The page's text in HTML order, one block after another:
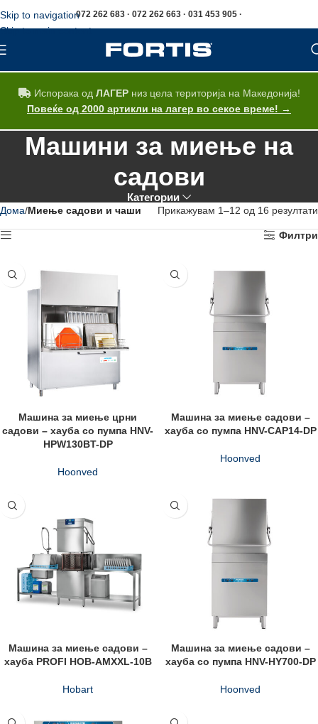
Skip to navigation
Skip to main content
072 262 683 · 072 262 663 · 031 453 905 ·
Испорака од ЛАГЕРниз цела територија на Македонија!
Повеќе од 2000 артикли на лагер во секое време! →
Машини за миење на
садови
Категории
Дома Миење садови и чаши Прикажувам 1–12 од 16 резултати
Филтри
Машина за миење црни
садови – хауба со пумпа HNV-
HPW130BT-DP
Hoonved
Машина за миење садови –
хауба со пумпа HNV-CAP14-DP
Hoonved
Машина за миење садови –
хауба PROFI HOB-AMXXL-10B
Hobart
Машина за миење садови –
хауба со пумпа HNV-HY700-DP
Hoonved